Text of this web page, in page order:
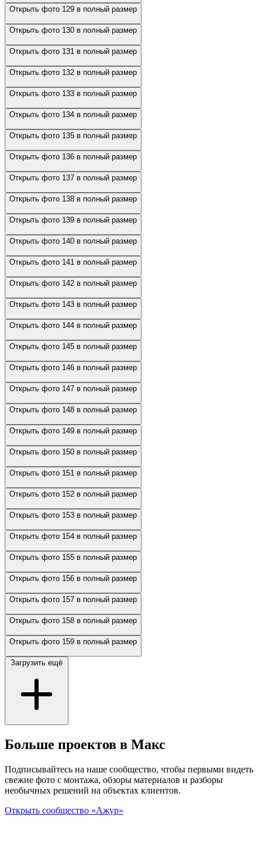
Открыть фото 129 в полный размер
Открыть фото 130 в полный размер
Открыть фото 131 в полный размер
Открыть фото 132 в полный размер
Открыть фото 133 в полный размер
Открыть фото 134 в полный размер
Открыть фото 135 в полный размер
Открыть фото 136 в полный размер
Открыть фото 137 в полный размер
Открыть фото 138 в полный размер
Открыть фото 139 в полный размер
Открыть фото 140 в полный размер
Открыть фото 141 в полный размер
Открыть фото 142 в полный размер
Открыть фото 143 в полный размер
Открыть фото 144 в полный размер
Открыть фото 145 в полный размер
Открыть фото 146 в полный размер
Открыть фото 147 в полный размер
Открыть фото 148 в полный размер
Открыть фото 149 в полный размер
Открыть фото 150 в полный размер
Открыть фото 151 в полный размер
Открыть фото 152 в полный размер
Открыть фото 153 в полный размер
Открыть фото 154 в полный размер
Открыть фото 155 в полный размер
Открыть фото 156 в полный размер
Открыть фото 157 в полный размер
Открыть фото 158 в полный размер
Открыть фото 159 в полный размер
Загрузить ещё
Больше проектов в Макс
Подписывайтесь на наше сообщество, чтобы первыми видеть
свежие фото с монтажа, обзоры материалов и разборы
необычных решений на объектах клиентов.
Открыть сообщество «Ажур»